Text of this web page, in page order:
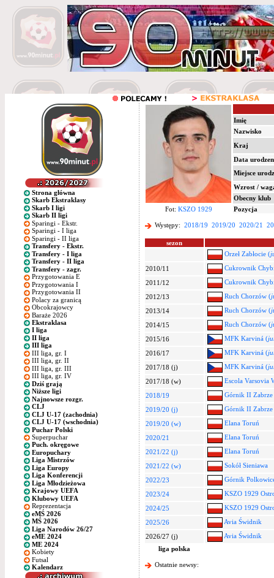
Strona główna
Skarb Ekstraklasy
Skarb I ligi
Skarb II ligi
Sparingi - Ekstr.
Sparingi - I liga
Sparingi - II liga
Transfery - Ekstr.
Transfery - I liga
Transfery - II liga
Transfery - zagr.
Przygotowania E
Przygotowania I
Przygotowania II
Polacy za granicą
Obcokrajowcy
Baraże 2026
Ekstraklasa
I liga
II liga
III liga
III liga, gr. I
III liga, gr. II
III liga, gr. III
III liga, gr. IV
Dziś grają
Niższe ligi
Najnowsze rozgr.
CLJ
CLJ U-17 (zachodnia)
CLJ U-17 (wschodnia)
Puchar Polski
Superpuchar
Puch. okręgowe
Europuchary
Liga Mistrzów
Liga Europy
Liga Konferencji
Liga Młodzieżowa
Krajowy UEFA
Klubowy UEFA
Reprezentacja
eMŚ 2026
MŚ 2026
Liga Narodów 26/27
eME 2024
ME 2024
Kobiety
Futsal
Kalendarz
Imię
Nazwisko
Kraj
Data
Miejsce
Wzrost /
Obecny klub
Fot: KSZO 1929 Pozycja
Występy: 2018/19 2019/20 2020/21
sezon
Orzeł Zabłocie (
2010/11
Cukrownik
2011/12
Cukrownik
2012/13
Ruch Chorzów (
2013/14
Ruch Chorzów (
2014/15
Ruch Chorzów (
2015/16
MFK Karviná (
2016/17
MFK Karviná (
2017/18 (j)
MFK Karviná (
2017/18 (w)
Escola Varsovia
2018/19
Górnik II Zabrze
2019/20 (j)
Górnik II Zabrze
2019/20 (w)
Elana Toruń
2020/21
Elana Toruń
2021/22 (j)
Elana Toruń
2021/22 (w)
Sokół Sieniawa
2022/23
Górnik
2023/24
KSZO 1929
2024/25
KSZO 1929
2025/26
Avia Świdnik
2026/27 (j)
Avia Świdnik
liga polska
Ostatnie newsy: